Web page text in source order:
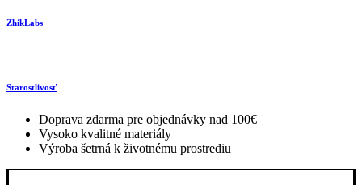
ZhikLabs
Starostlivosť
Doprava zdarma pre objednávky nad 100€
Vysoko kvalitné materiály
Výroba šetrná k životnému prostrediu